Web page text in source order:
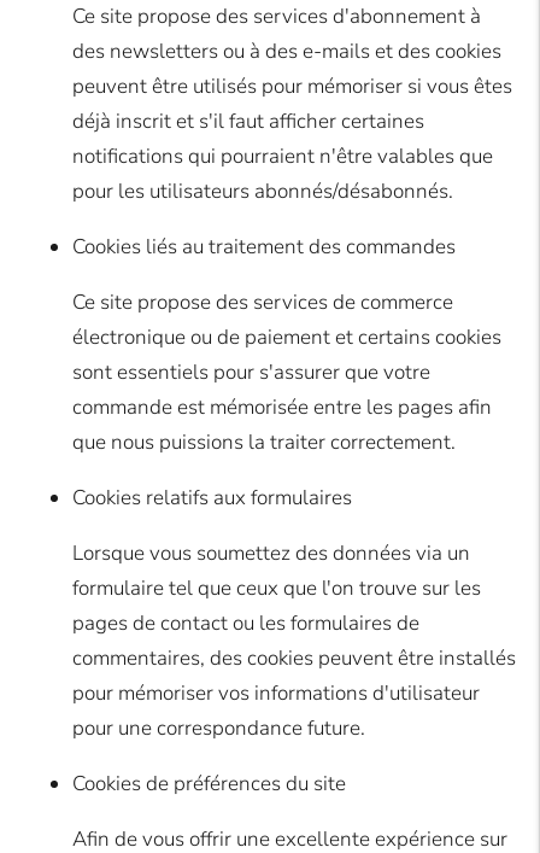
Ce site propose des services d'abonnement à
des newsletters ou à des e-mails et des cookies
peuvent être utilisés pour mémoriser si vous êtes
déjà inscrit et s'il faut afficher certaines
notifications qui pourraient n'être valables que
pour les utilisateurs abonnés/désabonnés.
Cookies liés au traitement des commandes
Ce site propose des services de commerce
électronique ou de paiement et certains cookies
sont essentiels pour s'assurer que votre
commande est mémorisée entre les pages afin
que nous puissions la traiter correctement.
Cookies relatifs aux formulaires
Lorsque vous soumettez des données via un
formulaire tel que ceux que l'on trouve sur les
pages de contact ou les formulaires de
commentaires, des cookies peuvent être installés
pour mémoriser vos informations d'utilisateur
pour une correspondance future.
Cookies de préférences du site
Afin de vous offrir une excellente expérience sur